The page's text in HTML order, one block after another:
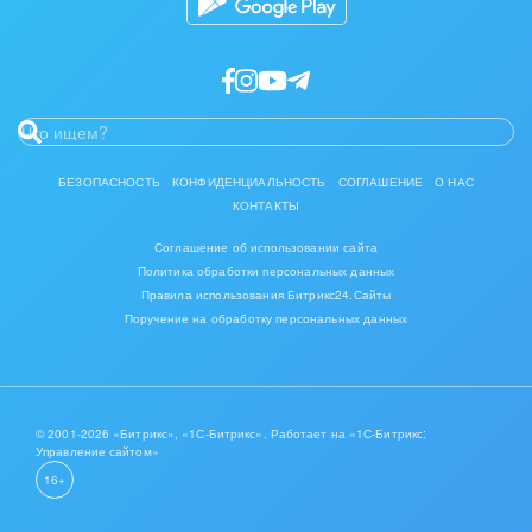
БЕЗОПАСНОСТЬ КОНФИДЕНЦИАЛЬНОСТЬ СОГЛАШЕНИЕ
О НАС
КОНТАКТЫ
Соглашение об использовании сайта
Политика обработки персональных данных
Правила использования Битрикс24.Сайты
Поручение на обработку персональных данных
© 2001-2026 «Битрикс», «1С-Битрикс». Работает на «1С-Битрикс:
Управление сайтом»
16+